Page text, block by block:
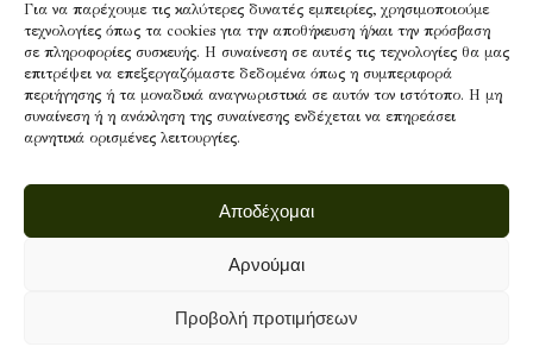
Για να παρέχουμε τις καλύτερες δυνατές εμπειρίες, χρησιμοποιούμε
τεχνολογίες όπως τα cookies για την αποθήκευση ή/και την πρόσβαση
σε πληροφορίες συσκευής. Η συναίνεση σε αυτές τις τεχνολογίες θα μας
επιτρέψει να επεξεργαζόμαστε δεδομένα όπως η συμπεριφορά
περιήγησης ή τα μοναδικά αναγνωριστικά σε αυτόν τον ιστότοπο. Η μη
συναίνεση ή η ανάκληση της συναίνεσης ενδέχεται να επηρεάσει
αρνητικά ορισμένες λειτουργίες.
Αποδέχομαι
Αρνούμαι
Προβολή προτιμήσεων
Οίνοι
Επικοινωνία
NEWSLETTER